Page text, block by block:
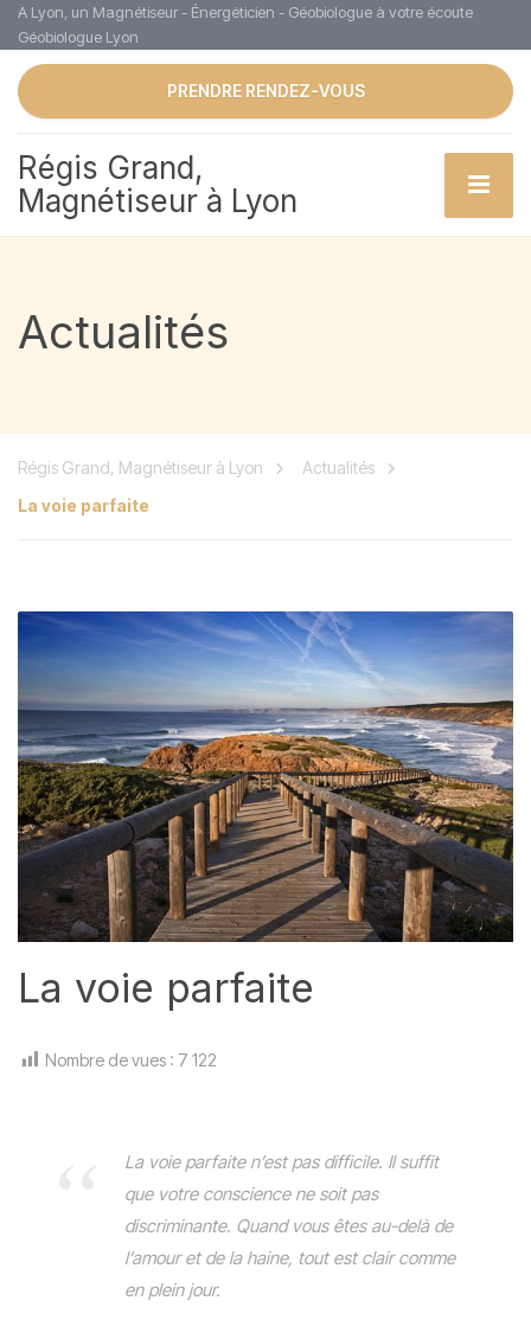
A Lyon, un Magnétiseur - Énergéticien - Géobiologue à votre écoute
Géobiologue Lyon
PRENDRE RENDEZ-VOUS
Régis Grand,
Magnétiseur à Lyon
Actualités
Régis Grand, Magnétiseur à Lyon
Actualités
La voie parfaite
La voie parfaite
Nombre de vues : 7 122
La voie parfaite n’est pas difficile. Il suffit
que votre conscience ne soit pas
discriminante. Quand vous êtes au-delà de
l’amour et de la haine, tout est clair comme
en plein jour.